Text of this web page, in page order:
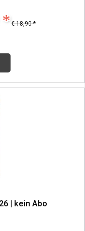
* € 18,90 *
| kein Abo